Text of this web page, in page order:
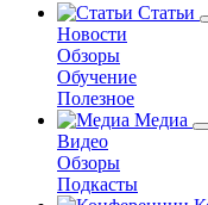
Статьи
Новости
Обзоры
Обучение
Полезное
Медиа
Видео
Обзоры
Подкасты